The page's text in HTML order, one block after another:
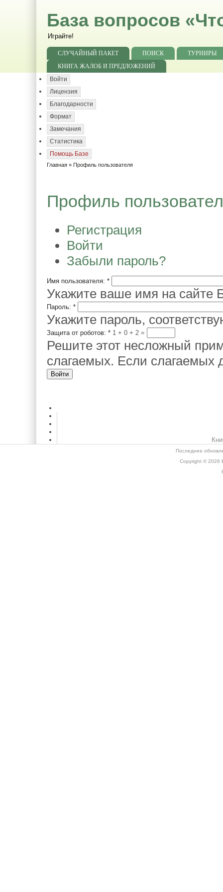
База вопросов
Играйте!
СЛУЧАЙНЫЙ ПАКЕТ ПОИСК
ТУРНИРЫ
КНИГА ЖАЛОБ И ПРЕДЛОЖЕНИЙ
Войти
Лицензия
Благодарности
Формат
Замечания
Статистика
Помощь Базе
Главная » Профиль пользователя
Профиль
Регистрация
Войти
Забыли пароль?
Имя пользователя: *
Укажите ваше имя на сайте
Пароль: *
Укажите пароль,
Защита от роботов: * 1 + 0 =
Решите этот несложный
слагаемых. Если слагаемых
Последнее
Copyright © 2026